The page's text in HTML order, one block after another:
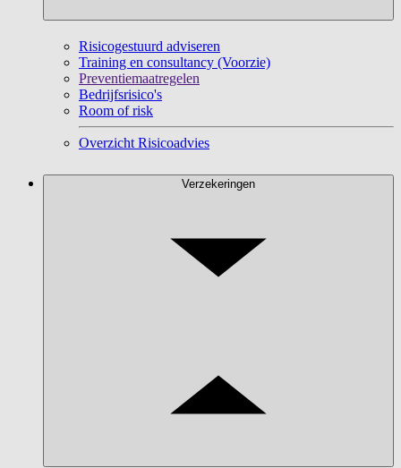
Risicogestuurd adviseren
Training en consultancy (Voorzie)
Preventiemaatregelen
Bedrijfsrisico's
Room of risk
Overzicht Risicoadvies
Verzekeringen